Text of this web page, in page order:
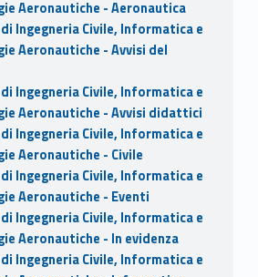
Aeronautiche - Aeronautica
Ingegneria Civile, Informatica e
Aeronautiche - Avvisi del
Ingegneria Civile, Informatica e
Aeronautiche - Avvisi didattici
Ingegneria Civile, Informatica e
Aeronautiche - Civile
Ingegneria Civile, Informatica e
Aeronautiche - Eventi
Ingegneria Civile, Informatica e
Aeronautiche - In evidenza
Ingegneria Civile, Informatica e